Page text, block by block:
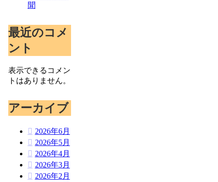
聞
最近のコメ
ント
表示できるコメン
トはありません。
アーカイブ
2026年6月
2026年5月
2026年4月
2026年3月
2026年2月